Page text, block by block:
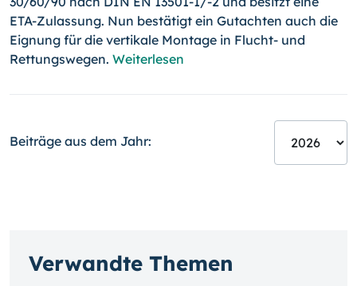
ETA-Zulassung. Nun bestätigt ein Gutachten auch die
Eignung für die vertikale Montage in Flucht- und
Rettungswegen. Weiterlesen
Beiträge aus dem Jahr:
Verwandte Themen